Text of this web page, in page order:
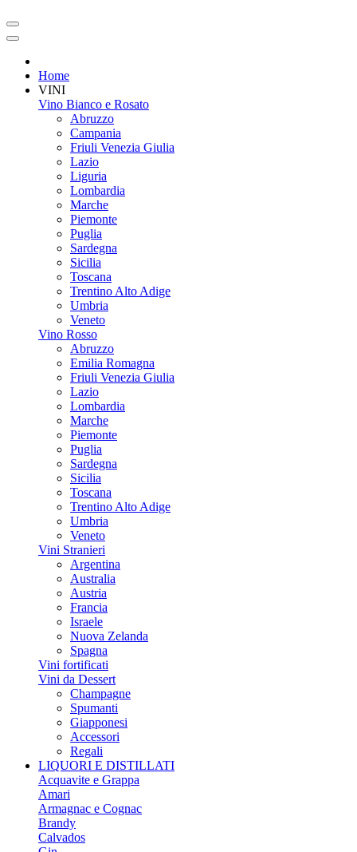
Home
VINI
Vino Bianco e Rosato
Abruzzo
Campania
Friuli Venezia Giulia
Lazio
Liguria
Lombardia
Marche
Piemonte
Puglia
Sardegna
Sicilia
Toscana
Trentino Alto Adige
Umbria
Veneto
Vino Rosso
Abruzzo
Emilia Romagna
Friuli Venezia Giulia
Lazio
Lombardia
Marche
Piemonte
Puglia
Sardegna
Sicilia
Toscana
Trentino Alto Adige
Umbria
Veneto
Vini Stranieri
Argentina
Australia
Austria
Francia
Israele
Nuova Zelanda
Spagna
Vini fortificati
Vini da Dessert
Champagne
Spumanti
Giapponesi
Accessori
Regali
LIQUORI E DISTILLATI
Acquavite e Grappa
Amari
Armagnac e Cognac
Brandy
Calvados